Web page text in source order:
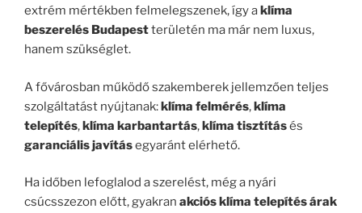
extrém mértékben felmelegszenek, így aklíma
beszerelés Budapestterületén ma már nem luxus,
hanem szükséglet.
A fővárosban működő szakemberek jellemzően teljes
szolgáltatást nyújtanak:klíma felmérés,klíma
telepítés,klíma karbantartás,klíma tisztításés
garanciális javításegyaránt elérhető.
Ha időben lefoglalod a szerelést, még a nyári
csúcsszezon előtt, gyakran akciós klíma telepítés árak